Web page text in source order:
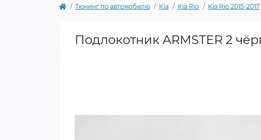
Тюнинг по автомобилю Kia Kia Rio Kia Rio 2015-2017
Подлокотник ARMSTER 2